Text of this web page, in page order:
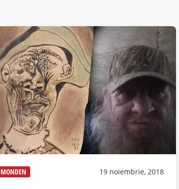
MONDEN 19 noiembrie, 2018